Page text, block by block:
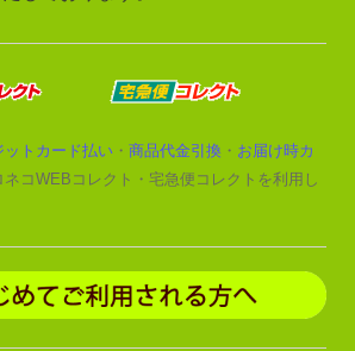
ットカード払い ・ 商品代金引換 ・ お届け時カ
ネコWEBコレクト・宅急便コレクトを利用し